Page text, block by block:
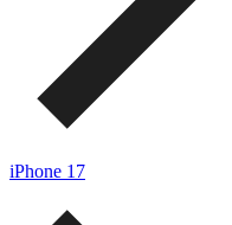
iPhone 17